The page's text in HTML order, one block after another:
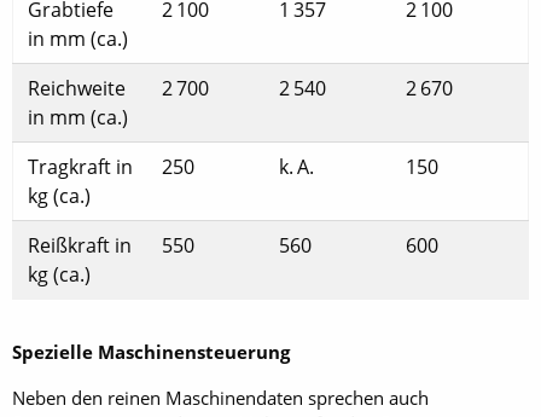
Grabtiefe
in mm (ca.)
2 100 1 357 2 100
Reichweite
in mm (ca.)
2 700 2 540 2 670
Tragkraft in
kg (ca.)
250 k. A. 150
Reißkraft in
kg (ca.)
550 560 600
Spezielle Maschinensteuerung
Neben den reinen Maschinendaten sprechen auch